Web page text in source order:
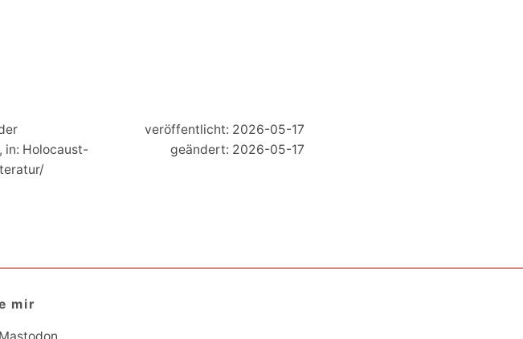
in: Holocaust-
veröffentlicht: 2026-05-17
geändert: 2026-05-17
mir